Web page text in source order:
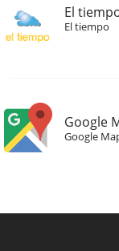
El
El tiempo
Google
Google